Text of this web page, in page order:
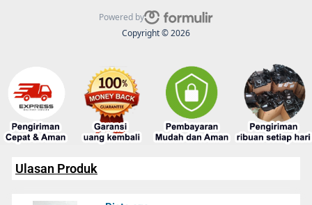
Powered by
Copyright © 2026
Ulasan Produk